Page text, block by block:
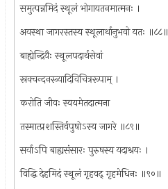
समुत्पन्नमिदं स्थूलं भोगायतनमात्मनः ।
अवस्था जागरस्तस्य स्थूलार्थानुभवो यतः ॥८८॥
बाह्येन्द्रियैः स्थूलपदार्थसेवां
स्रक्चन्दनस्त्र्यादिविचित्ररूपाम् ।
करोति जीवः स्वयमेतदात्मना
तस्मात्प्रशस्तिर्वपुषोऽस्य जागरे ॥८९॥
सर्वाऽपि बाह्यसंसारः पुरुषस्य यदाश्रयः ।
विद्धि देहमिदं स्थूलं गृहवद्‍ गृहमेधिनः ॥९०॥